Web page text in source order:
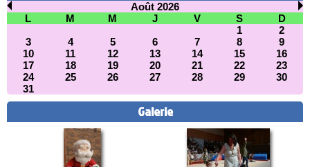
Août 2026
L
M M J V S
D
1
2
3
4 5 6 7 8
9
10
11 12 13 14 15
16
17
18 19 20 21 22
23
24
25 26 27 28 29
30
31
Galerie